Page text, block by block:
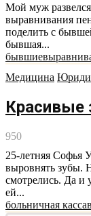
Мой муж
выравнивания
поделить с
бывшая...
бывшие
Медицина
Красивые
950
25-летняя Софья
выровнять зубы.
смотрелись. Да и
ей...
больничная касса